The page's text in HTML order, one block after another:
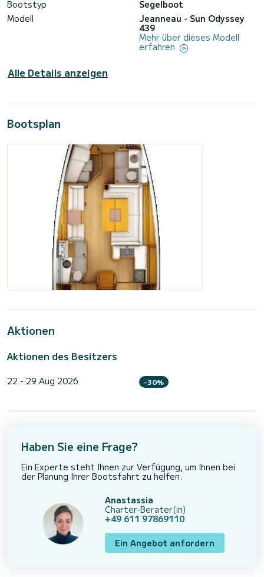
Bootstyp
Segelboot
Modell
Jeanneau - Sun Odyssey
439
Mehr über dieses Modell
erfahren
Alle Details anzeigen
Bootsplan
Aktionen
Aktionen des Besitzers
22 - 29 Aug 2026 -30%
Haben Sie eine Frage?
Ein Experte steht Ihnen zur Verfügung, um Ihnen bei
der Planung Ihrer Bootsfahrt zu helfen.
Anastassia
Charter-Berater(in)
+49 611 97869110
Ein Angebot anfordern